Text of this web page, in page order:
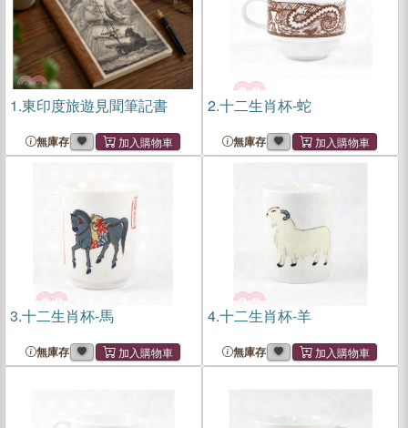
1.東印度旅遊見聞筆記書
無庫存
2.十二生肖杯-蛇
無庫存
3.十二生肖杯-馬
無庫存
4.十二生肖杯-羊
無庫存